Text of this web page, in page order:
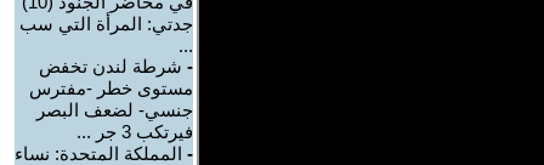
جدتي: المرأة التي سب
...
- شرطة لندن تخفض
مستوى خطر -مفترس
جنسي- لضعف البصر
فيرتكب 3 جر ...
- المملكة المتحدة: نساء